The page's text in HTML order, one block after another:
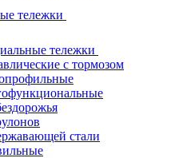
тележки
тележки
с тормозом
стали